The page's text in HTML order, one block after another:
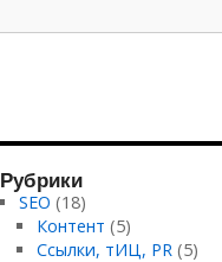
Рубрики
SEO (18)
Контент (5)
Ссылки, тИЦ, PR (5)